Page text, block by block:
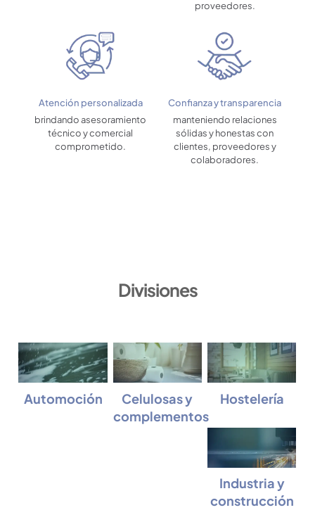
proveedores.
Atención personalizada
brindando asesoramiento
técnico y comercial
comprometido.
Confianza y transparencia
manteniendo relaciones
sólidas y honestas con
clientes, proveedores y
colaboradores.
Divisiones
Automoción
Celulosas y
complementos
Hostelería
Industria y
construcción